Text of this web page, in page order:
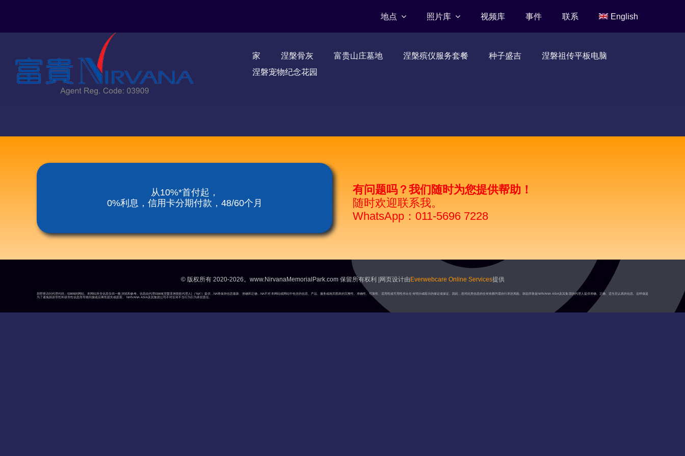
地点 照片库 视频库 事件 联系 English
家 涅槃骨灰 富贵山庄墓地 涅槃殡仪服务套餐 种子盛吉
涅磐祖传平板电脑
涅磐宠物纪念花园
从10%*首付起，
0%利息，信用卡分期付款，48/60个月
有问题吗？我们随时为您提供帮助！
随时欢迎联系我。
WhatsApp：011-5696 7228
© 版权所有 2020-2026。www.NirvanaMemorialPark.com 保留所有权利 |网页设计由 Everwebcare Online Services提供
您即将访问代理代码：03909的网站。本网站所含信息仅供一般浏览和参考。信息由代理03909[涅槃亚洲授权代理人]（“NA”）提供，NA将保持信息最新、准确和正确，NA不对本网站或网站中包含的信息、产品、服务或相关图表的完整性、准确性、可靠性、适用性或可用性作出任何明示或暗示的保证或保证。因此，您对此类信息的任何依赖均需自行承担风险。鼓励并敦促NIRVANA ASIA及其集团的代理人提供准确、正确、适当且认真的信息。这样做是
为了避免因误导性和误导性信息而导致间接或后果性损失或损害。 NIRVANA ASIA及其集团公司不对任何不当行为行为承担责任。